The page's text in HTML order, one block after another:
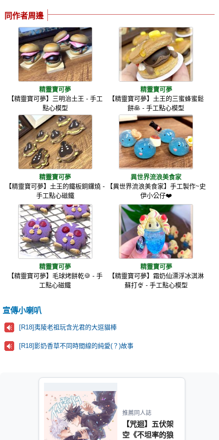
同作者周邊
精靈寶可夢
【精靈寶可夢】三明治土王 - 手工
點心模型
精靈寶可夢
【精靈寶可夢】土王的三蜜蜂蜜鬆
餅🥞 - 手工點心模型
精靈寶可夢
【精靈寶可夢】土王的鐵板銅鑼燒 -
手工點心磁鐵
異世界流浪美食家
【異世界流浪美食家】手工製作~史
伊小公仔❤️
精靈寶可夢
【精靈寶可夢】毛球烤餅乾🍪 - 手
工點心磁鐵
精靈寶可夢
【精靈寶可夢】霜奶仙漂浮冰淇淋
蘇打🍨 - 手工點心模型
宣傳小喇叭
[R18]夷陵老祖玩含光君的大逗貓棒
[R18]影奶香草不同時間線的純愛(？)故事
推薦同人誌
【咒迴】五伏架
空《不坦率的狼